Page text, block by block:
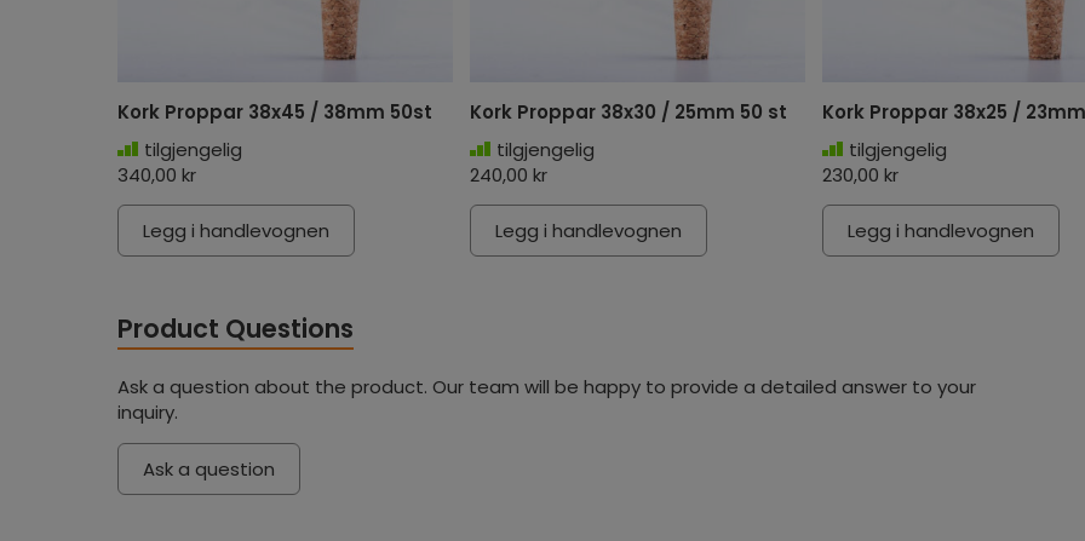
Kork Proppar 38x45 / 38mm 50st
tilgjengelig
340,00 kr
Legg i handlevognen
Kork Proppar 38x30 / 25mm 50 st
tilgjengelig
240,00 kr
Legg i handlevognen
Kork Proppar 38x25 /
tilgjengelig
230,00 kr
Legg i handlevognen
Product Questions
Ask a question about the product. Our team will be happy to provide a detailed answer to your
inquiry.
Ask a question